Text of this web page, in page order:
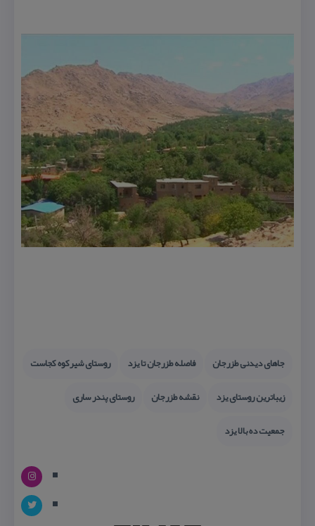
جاهای دیدنی طزرجان فاصله طزرجان تا یزد
روستای شیركوه كجاست
زیباترین روستای یزد
نقشه طزرجان
روستای پندر ساری
جمعیت ده بالا یزد